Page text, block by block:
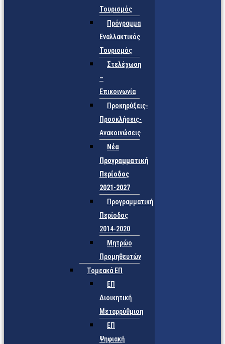
Τουρισμός
Πρόγραμμα
Εναλλακτικός
Τουρισμός
Στελέχωση
–
Επικοινωνία
Προκηρύξεις-
Προσκλήσεις-
Ανακοινώσεις
Νέα
Προγραμματική
Περίοδος
2021-2027
Προγραμματική
Περίοδος
2014-2020
Μητρώο
Προμηθευτών
Τομεακά ΕΠ
ΕΠ
Διοικητική
Μεταρρύθμιση
ΕΠ
Ψηφιακή